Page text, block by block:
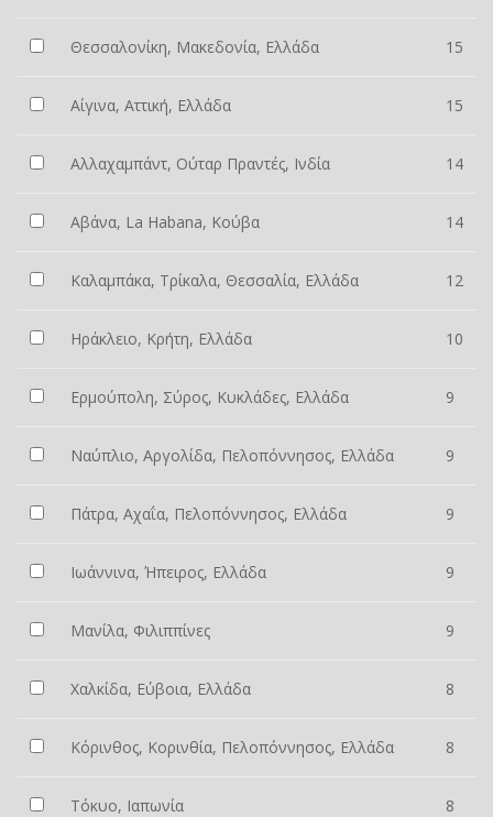
Θεσσαλονίκη, Μακεδονία, Ελλάδα 15
Αίγινα, Αττική, Ελλάδα 15
Αλλαχαμπάντ, Ούταρ Πραντές, Ινδία 14
Αβάνα, La Habana, Κούβα 14
Καλαμπάκα, Τρίκαλα, Θεσσαλία, Ελλάδα 12
Ηράκλειο, Κρήτη, Ελλάδα 10
Ερμούπολη, Σύρος, Κυκλάδες, Ελλάδα 9
Ναύπλιο, Αργολίδα, Πελοπόννησος, Ελλάδα 9
Πάτρα, Αχαΐα, Πελοπόννησος, Ελλάδα 9
Ιωάννινα, Ήπειρος, Ελλάδα 9
Μανίλα, Φιλιππίνες 9
Χαλκίδα, Εύβοια, Ελλάδα 8
Κόρινθος, Κορινθία, Πελοπόννησος, Ελλάδα 8
Τόκυο, Ιαπωνία 8